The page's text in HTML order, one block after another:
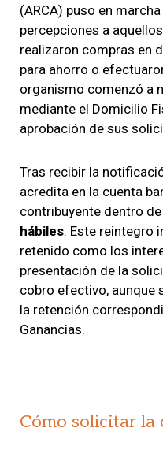
(ARCA) puso en
percepciones a
realizaron compras en
para ahorro o
organismo comenzó a
mediante el Domicilio
aprobación de sus
Tras recibir la
acredita en la cuenta
contribuyente dentro
hábiles. Este reintegro
retenido como los
presentación de la
cobro efectivo, aunque
la retención
Ganancias.
Cómo solicitar la